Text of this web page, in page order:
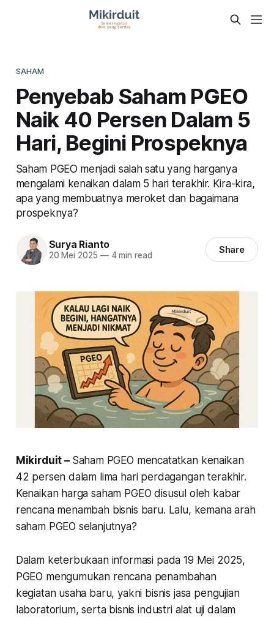
SAHAM
Penyebab Saham PGEO
Naik 40 Persen Dalam 5
Hari, Begini Prospeknya
Saham PGEO menjadi salah satu yang harganya
mengalami kenaikan dalam 5 hari terakhir. Kira-kira,
apa yang membuatnya meroket dan bagaimana
prospeknya?
Surya Rianto
20 Mei 2025 —4 min read Share
Mikirduit – Saham PGEO mencatatkan kenaikan
42 persen dalam lima hari perdagangan terakhir.
Kenaikan harga saham PGEO disusul oleh kabar
rencana menambah bisnis baru. Lalu, kemana arah
saham PGEO selanjutnya?
Dalam keterbukaan informasi pada 19 Mei 2025,
PGEO mengumukan rencana penambahan
kegiatan usaha baru, yakni bisnis jasa pengujian
laboratorium, serta bisnis industri alat uji dalam